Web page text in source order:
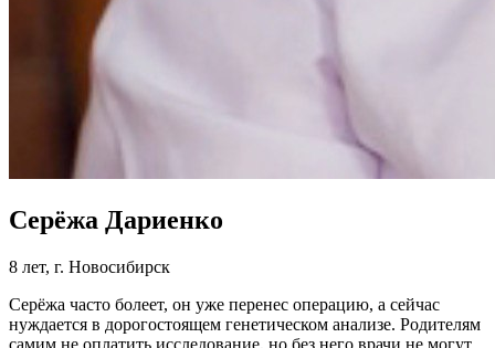
Серёжа Дариенко
8 лет, г. Новосибирск
Серёжа часто болеет, он уже перенес операцию, а сейчас
нуждается в дорогостоящем генетическом анализе. Родителям
самим не оплатить исследование, но без него врачи не могут